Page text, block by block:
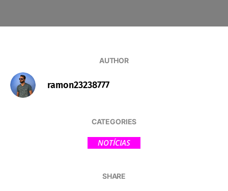
AUTHOR
ramon23238777
CATEGORIES
NOTÍCIAS
SHARE